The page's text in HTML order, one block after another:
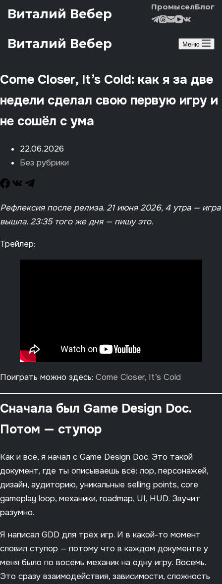
Перейти к сути
Виталий Вебер ПромыселБлог
Виталий Вебер Меню
Come Closer, It’s Cold: как я за две
недели сделал свою первую игру и
не сошёл с ума
22.06.2026
Без рубрики
Рефлексия после релиза. 21 июня 2026, 4 утра — игра
вышла. 23:35 того же дня — пишу это.
Трейлер:
Поиграть можно здесь: Come Closer, It’s Cold
Сначала был Game Design Doc.
Потом — ступор
Как и все, я начал с Game Design Doc. Это такой
документ, где ты описываешь всё: лор, персонажей,
дизайн, аудиторию, уникальные selling points, core
gameplay loop, механики, roadmap, UI, HUD. Звучит
разумно.
Я написал GDD для трёх игр. И в какой-то момент
словил ступор — потому что в каждом документе у
меня было по восемь механик на одну игру. Восемь.
Это сразу взаимодействия, зависимости, сложность